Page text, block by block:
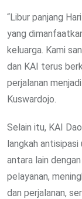
“Libur panjang
yang
keluarga. Kami
dan KAI terus
perjalanan
Kuswardojo.
Selain itu, KAI
langkah
antara lain
pelayanan,
dan perjalanan,